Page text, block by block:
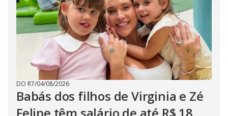
DO R7/04/08/2026
Babás dos filhos de Virginia e Zé